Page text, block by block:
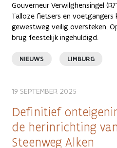
Gouverneur Verwilghensingel
Talloze fietsers en voetgangers
gewestweg veilig oversteken.
brug feestelijk ingehuldigd.
NIEUWS LIMBURG
19 SEPTEMBER 2025
Definitief
de herinrichting
Steenweg Alken